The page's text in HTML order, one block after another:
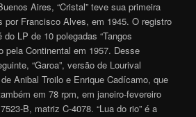
Aires, “Cristal” teve sua primeira
por Francisco Alves, em 1945. O registro
LP de 10 polegadas “Tangos
pela Continental em 1957. Desse
“Garoa”, versão de Lourival
de Anibal Troilo e Enrique Cadícamo, que
em 78 rpm, em janeiro-fevereiro
B, matriz C-4078. “Lua do rio” é a